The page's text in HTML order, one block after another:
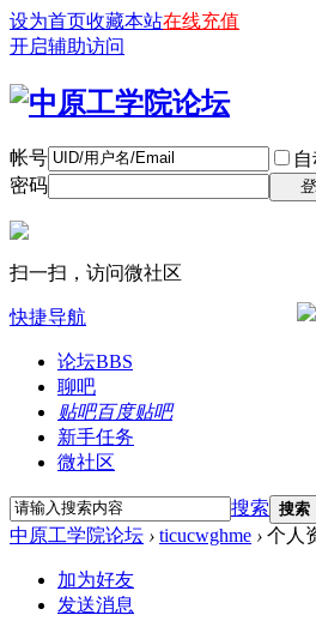
设为首页收藏本站在线充值
开启辅助访问
帐号
密码
扫一扫，访问微社区
快捷导航
论坛BBS
聊吧
贴吧百度贴吧
新手任务
微社区
搜索 搜索
中原工学院论坛 › ticucwghme › 个人
加为好友
发送消息